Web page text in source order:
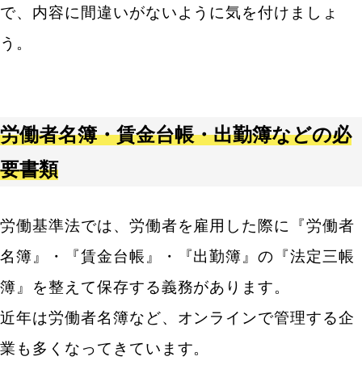
で、内容に間違いがないように気を付けましょ
う。
労働者名簿・賃金台帳・出勤簿などの必
要書類
労働基準法では、労働者を雇用した際に『労働者
名簿』・『賃金台帳』・『出勤簿』の『法定三帳
簿』を整えて保存する義務があります。
近年は労働者名簿など、オンラインで管理する企
業も多くなってきています。